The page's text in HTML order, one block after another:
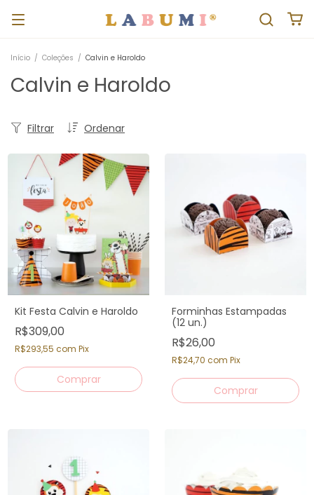
Início / Coleções / Calvin e Haroldo
Calvin e Haroldo
Ordenar
Filtrar
Kit Festa Calvin e Haroldo
R$309,00
R$293,55 com Pix
Forminhas Estampadas
(12 un.)
R$26,00
R$24,70 com Pix